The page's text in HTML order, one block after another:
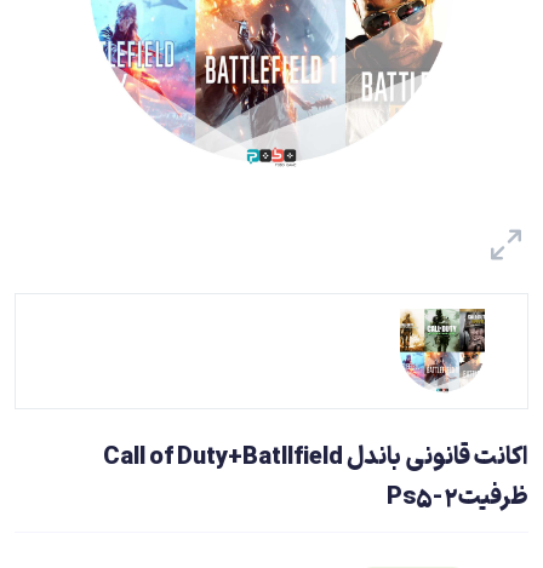
اکانت قانونی باندل Call of Duty+Batllfield
ظرفیت2-Ps5